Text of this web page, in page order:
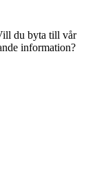
du byta till vår
information?